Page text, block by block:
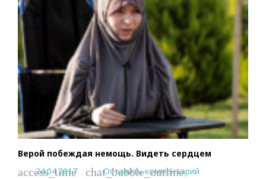
Верой побеждая немощь. Видеть сердцем
access_time
24.04.2017 chat_bubble_outline
Оставить комментарий